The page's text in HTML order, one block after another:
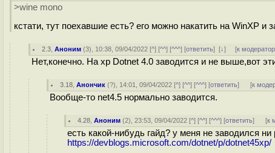
>wine mono
кстати, тут поехавшие есть? его можно накатить на WinXP
2.3 ,Аноним (3), 10:38, 09/04/2022 [^] [^^] [^^^] [ответить][↓] [к
Нет,конечно. На xp Dotnet 4.0 заводится и не выше,вот
3.18 ,Анончик (?), 14:01, 09/04/2022 [^] [^^] [^^^] [ответить] [к
Вообще-то net4.5 нормально заводится.
4.28 ,Аноним (2), 23:53, 09/04/2022 [^] [^^] [^^^] [ответить] [к
есть какой-нибудь гайд? у меня не заводился
https://devblogs.microsoft.com/dotnet/p/dotnet45xp/